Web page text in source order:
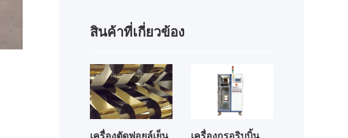
สินค้าที่เกี่ยวข้อง